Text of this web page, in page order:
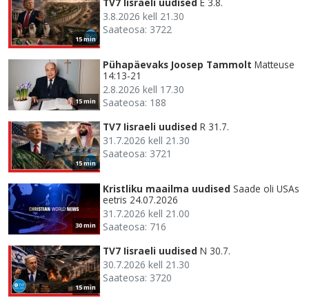
15 min
3.8.2026 kell 21.30
Saateosa: 3722
15 min
Pühapäevaks Joosep Tammolt Matteuse
14:13-21
2.8.2026 kell 17.30
Saateosa: 188
15 min
TV7 Iisraeli uudised R 31.7.
31.7.2026 kell 21.30
Saateosa: 3721
30 min
Kristliku maailma uudised Saade oli USAs
eetris 24.07.2026
31.7.2026 kell 21.00
Saateosa: 716
15 min
TV7 Iisraeli uudised N 30.7.
30.7.2026 kell 21.30
Saateosa: 3720